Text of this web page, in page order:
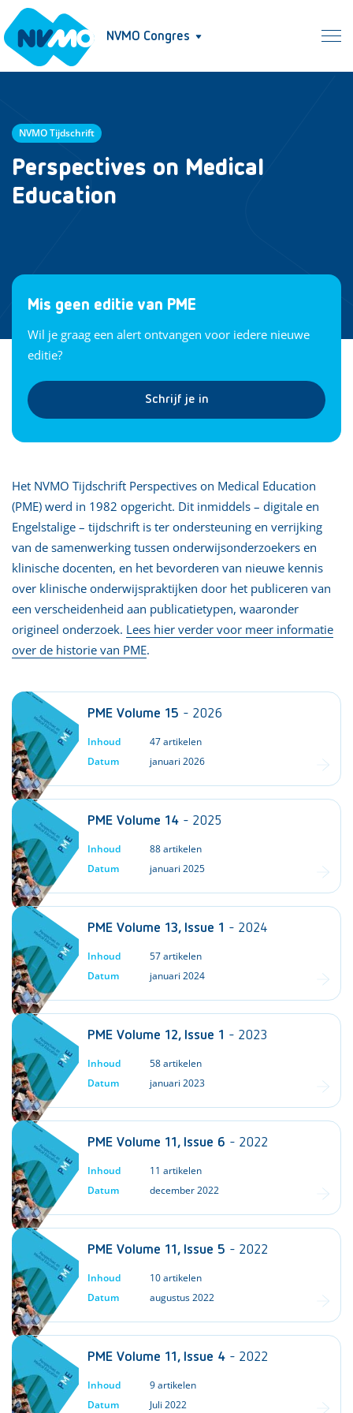
NVMO Congres
NVMO Tijdschrift
Perspectives on Medical
Education
Mis geen editie van PME
Wil je graag een alert ontvangen voor iedere nieuwe
editie?
Schrijf je in
Het NVMO Tijdschrift Perspectives on Medical Education
(PME) werd in 1982 opgericht. Dit inmiddels – digitale en
Engelstalige – tijdschrift is ter ondersteuning en verrijking
van de samenwerking tussen onderwijsonderzoekers en
klinische docenten, en het bevorderen van nieuwe kennis
over klinische onderwijspraktijken door het publiceren van
een verscheidenheid aan publicatietypen, waaronder
origineel onderzoek. Lees hier verder voor meer informatie
over de historie van PME.
PME Volume 15 - 2026
Inhoud
47 artikelen
Datum
januari 2026
PME Volume 14 - 2025
Inhoud
88 artikelen
Datum
januari 2025
PME Volume 13, Issue 1 - 2024
Inhoud
57 artikelen
Datum
januari 2024
PME Volume 12, Issue 1 - 2023
Inhoud
58 artikelen
Datum
januari 2023
PME Volume 11, Issue 6 - 2022
Inhoud
11 artikelen
Datum
december 2022
PME Volume 11, Issue 5 - 2022
Inhoud
10 artikelen
Datum
augustus 2022
PME Volume 11, Issue 4 - 2022
Inhoud
9 artikelen
Datum
Juli 2022